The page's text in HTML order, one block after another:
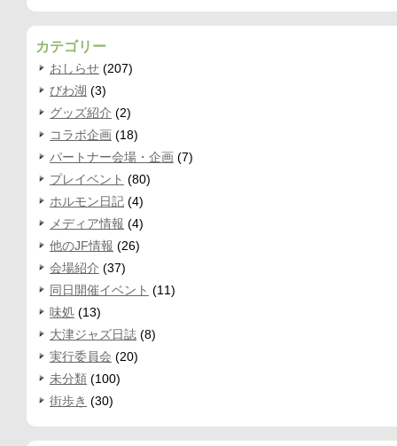
カテゴリー
おしらせ (207)
びわ湖 (3)
グッズ紹介 (2)
コラボ企画 (18)
パートナー会場・企画 (7)
プレイベント (80)
ホルモン日記 (4)
メディア情報 (4)
他のJF情報 (26)
会場紹介 (37)
同日開催イベント (11)
味処 (13)
大津ジャズ日誌 (8)
実行委員会 (20)
未分類 (100)
街歩き (30)